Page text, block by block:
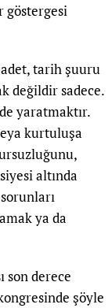
tarih şuuru
değildir sadece.
yaratmaktır.
kurtuluşa
altında
ya da
son derece
şöyle